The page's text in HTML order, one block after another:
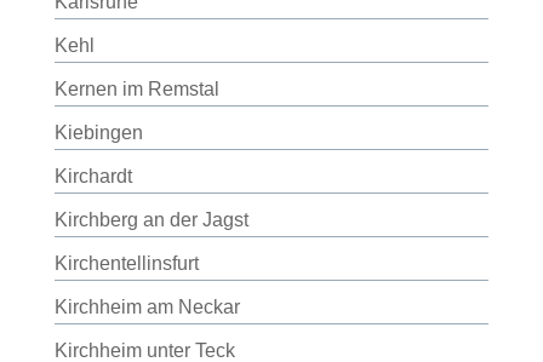
Kehl
Kernen im Remstal
Kiebingen
Kirchardt
Kirchberg an der Jagst
Kirchentellinsfurt
Kirchheim am Neckar
Kirchheim unter Teck